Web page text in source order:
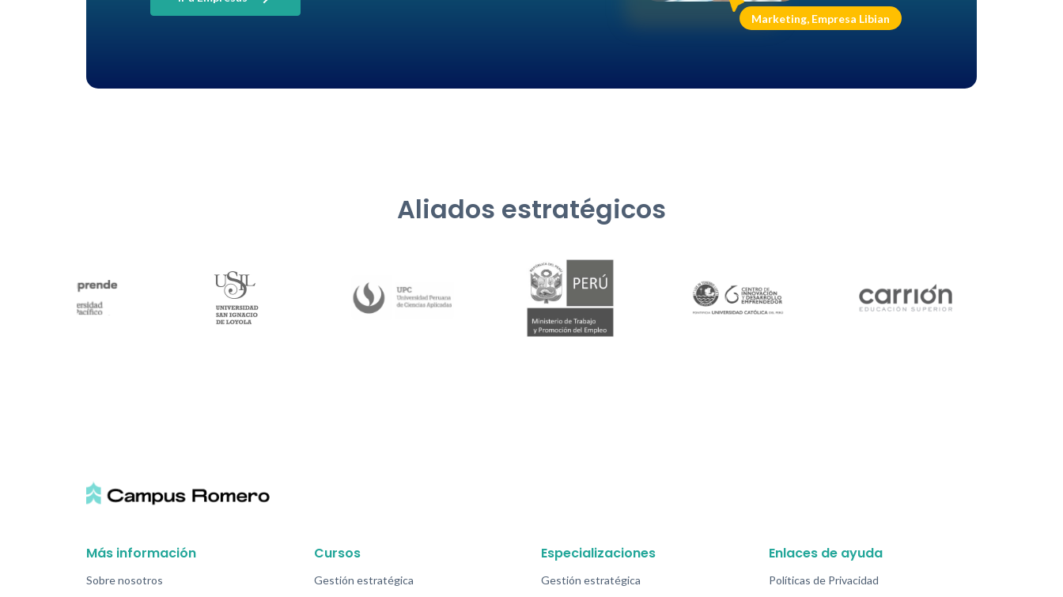
Marketing, Empresa Libian
Aliados estratégicos
Más información
Sobre nosotros
Cursos
Gestión estratégica
Especializaciones
Gestión estratégica
Enlaces de ayuda
Políticas de Privacidad